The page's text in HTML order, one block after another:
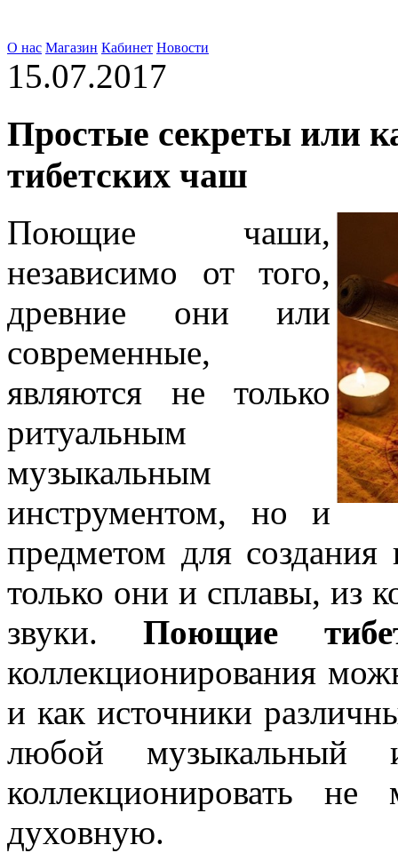
О нас Магазин Кабинет Новости
15.07.2017
Простые секреты или
тибетских чаш
Поющие чаши,
независимо от того,
древние они или
современные,
являются не только
ритуальным
музыкальным
инструментом, но и
предметом для
только они и сплавы, из
звуки.Поющие
коллекционирования
и как источники
любой музыкальный
коллекционировать
духовную.